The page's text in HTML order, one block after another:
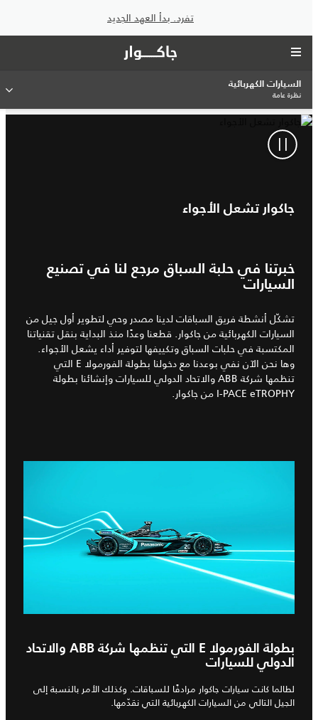
تفرد. بدأ العهد الجديد
السيارات الكهربائية
نظرة عامة
جاكوار تشعل الأجواء
خبرتنا في حلبة السباق مرجع لنا في تصنيع
السيارات
تشكّل أنشطة فريق السباقات لدينا مصدر وحي لتطوير أول جيل من
السيارات الكهربائية من جاكوار. قطعنا وعدًا منذ البداية بنقل تقنياتنا
المكتسبة في حلبات السباق وتكييفها لتوفير أداء يشعل الأجواء.
وها نحن الآن نفي بوعدنا مع دخولنا بطولة الفورمولا E التي
تنظمها شركة ABB والاتحاد الدولي للسيارات وإنشائنا بطولة
I‑PACE eTROPHY من جاكوار.
بطولة الفورمولا E التي تنظمها شركة ABB والاتحاد
الدولي للسيارات
لطالما كانت سيارات جاكوار مرادفًا للسباقات. وكذلك الأمر بالنسبة إلى
الجيل التالي من السيارات الكهربائية التي نقدّمها.